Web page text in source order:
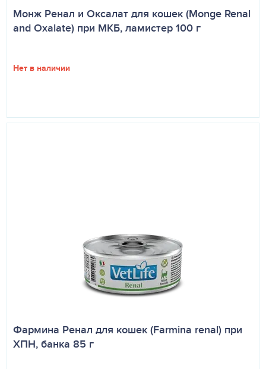
Монж Ренал и Оксалат для кошек (Monge Renal
and Oxalate) при МКБ, ламистер 100 г
Нет в наличии
Фармина Ренал для кошек (Farmina renal) при
ХПН, банка 85 г